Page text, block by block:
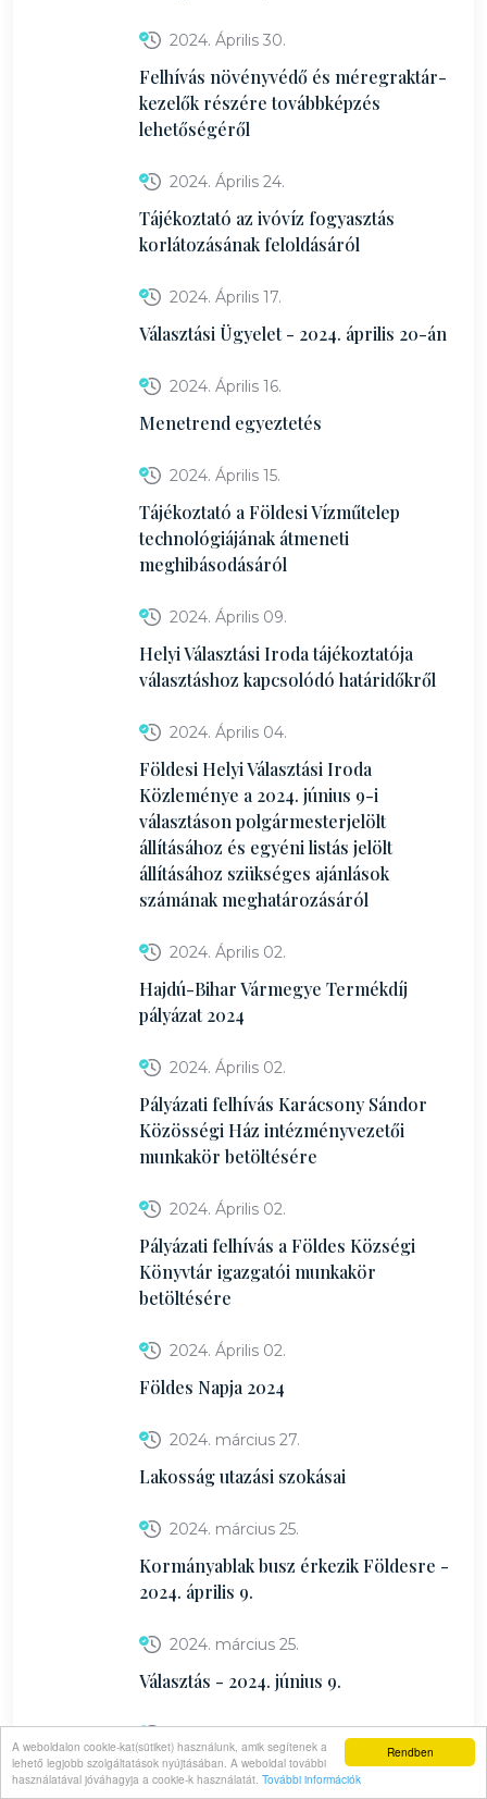
Rendben
A weboldalon cookie-kat(sütiket) használunk, amik segítenek a
lehető legjobb szolgáltatások nyújtásában. A weboldal további
használatával jóváhagyja a cookie-k használatát. További információk
2024. Április 30.
Felhívás növényvédő és méregraktár-
kezelők részére továbbképzés
lehetőségéről
2024. Április 24.
Tájékoztató az ivóvíz fogyasztás
korlátozásának feloldásáról
2024. Április 17.
Választási Ügyelet - 2024. április 20-án
2024. Április 16.
Menetrend egyeztetés
2024. Április 15.
Tájékoztató a Földesi Vízműtelep
technológiájának átmeneti
meghibásodásáról
2024. Április 09.
Helyi Választási Iroda tájékoztatója
választáshoz kapcsolódó határidőkről
2024. Április 04.
Földesi Helyi Választási Iroda
Közleménye a 2024. június 9-i
választáson polgármesterjelölt
állításához és egyéni listás jelölt
állításához szükséges ajánlások
számának meghatározásáról
2024. Április 02.
Hajdú-Bihar Vármegye Termékdíj
pályázat 2024
2024. Április 02.
Pályázati felhívás Karácsony Sándor
Közösségi Ház intézményvezetői
munkakör betöltésére
2024. Április 02.
Pályázati felhívás a Földes Községi
Könyvtár igazgatói munkakör
betöltésére
2024. Április 02.
Földes Napja 2024
2024. március 27.
Lakosság utazási szokásai
2024. március 25.
Kormányablak busz érkezik Földesre -
2024. április 9.
2024. március 25.
Választás - 2024. június 9.
2024. március 22.
Húsvétoló a Bihari Síkon